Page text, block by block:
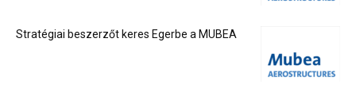
Stratégiai beszerzőt keres Egerbe a MUBEA